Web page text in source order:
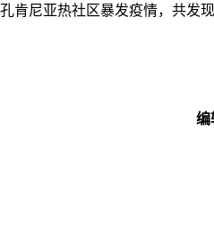
肯尼亚热社区暴发疫情，共发
编